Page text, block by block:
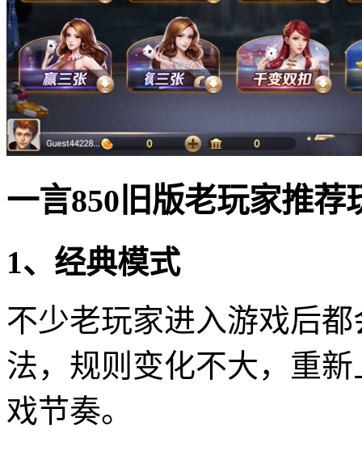
一言850旧版老玩家推荐
1、经典模式
不少老玩家进入游戏后
法，规则变化不大，重
戏节奏。